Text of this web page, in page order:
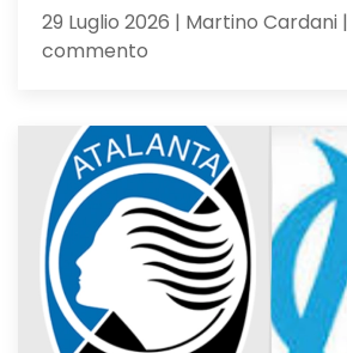
29 Luglio 2026 | Martino Cardani
commento
23,
Serie
C
Girone
B